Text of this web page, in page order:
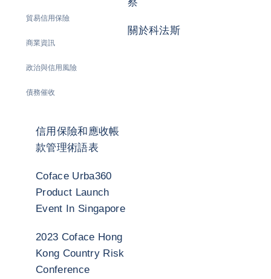
貿易信用保險
商業資訊
政治與信用風險
債務催收
關於科法斯
信用保險和應收帳
款管理術語表
Coface Urba360
Product Launch
Event In Singapore
2023 Coface Hong
Kong Country Risk
Conference